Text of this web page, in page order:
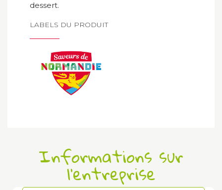
dessert.
LABELS DU PRODUIT
Informations sur
l'entreprise